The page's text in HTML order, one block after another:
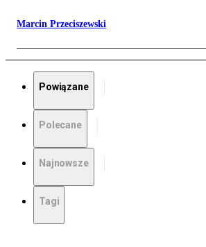
Marcin Przeciszewski
Powiązane
Polecane
Najnowsze
Tagi